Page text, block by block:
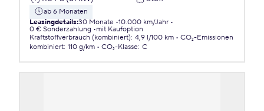
ab 6 Monaten
Leasingdetails:30 Monate 10.000 km/Jahr
0 € Sonderzahlung
mit Kaufoption
Kraftstoffverbrauch (kombiniert): 4,9 l/100 km
CO₂-Emissionen
kombiniert: 110 g/km CO₂-Klasse: C